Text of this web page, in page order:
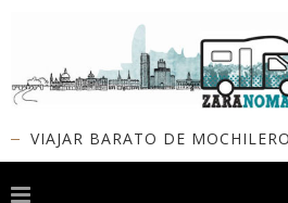
VIAJAR BARATO DE